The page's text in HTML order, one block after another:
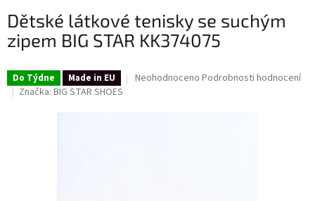
Dětské látkové tenisky se suchým
zipem BIG STAR KK374075
Do Týdne Made in EU
Průměrné
Neohodnoceno Podrobnosti hodnocení
Značka: BIG STAR SHOES